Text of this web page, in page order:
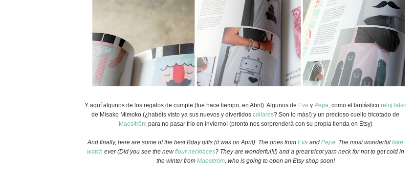
Y aquí algunos de los regalos de cumple (fue hace tiempo, en Abril). Algunos de Evay Pepa, como el fantástico reloj falso
de Misako Mimoko (¿habéis visto ya sus nuevos y divertidos collares? Son lo más!) y un precioso cuello tricotado de
Maesltrömpara no pasar frío en invierno! (pronto nos sorprenderá con su propia tienda en Etsy)
And finally, here are some of the best Bday gifts (it was on April). The ones from Eva and Pepa. The most wonderful fake
watch ever (Did you see the newflour necklaces? They are wonderful!!!) and a great tricot yarn neck for not to get cold in
the winter from Maesltröm, who is going to open an Etsy shop soon!